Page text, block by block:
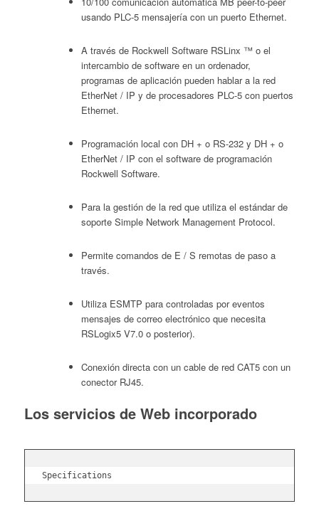
usando PLC-5 mensajería con un puerto Ethernet.
A través de Rockwell Software RSLinx ™ o el
intercambio de software en un ordenador,
programas de aplicación pueden hablar a la red
EtherNet / IP y de procesadores PLC-5 con puertos
Ethernet.
Programación local con DH + o RS-232 y DH + o
EtherNet / IP con el software de programación
Rockwell Software.
Para la gestión de la red que utiliza el estándar de
soporte Simple Network Management Protocol.
Permite comandos de E / S remotas de paso a
través.
Utiliza ESMTP para controladas por eventos
mensajes de correo electrónico que necesita
RSLogix5 V7.0 o posterior).
Conexión directa con un cable de red CAT5 con un
conector RJ45.
Los servicios de Web incorporado
Specifications